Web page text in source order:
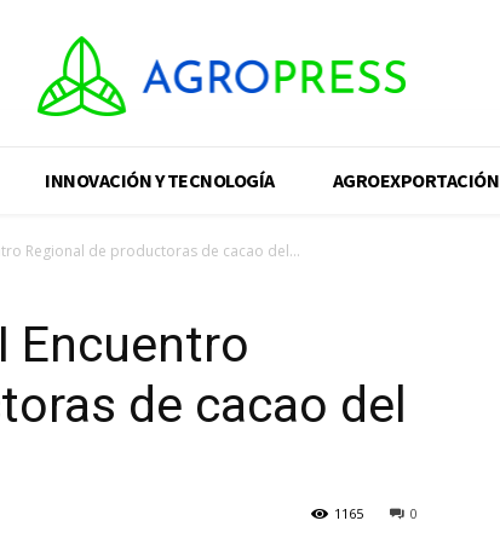
INNOVACIÓN Y TECNOLOGÍA AGROEXPORTACIÓN
Regional de productoras de cacao del...
Encuentro
de cacao del
0
1165